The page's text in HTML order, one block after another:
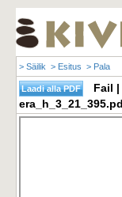
> Säilik > Esitus > Pala
Fail |